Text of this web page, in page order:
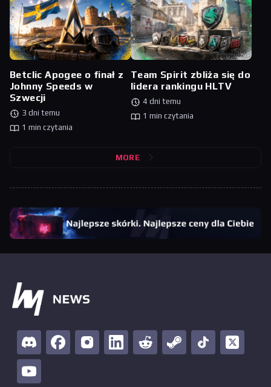
Betclic Apogee o finał z
Johnny Speeds w
Szwecji
3 dni temu
1 min czytania
Team Spirit zbliża się do
lidera rankingu HLTV
4 dni temu
1 min czytania
MORE